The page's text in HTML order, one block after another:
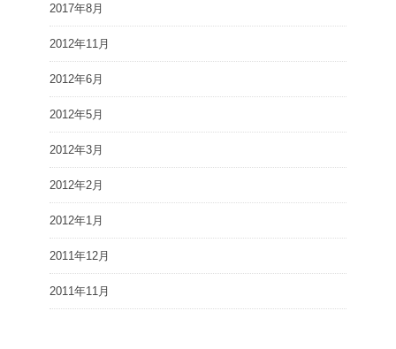
2017年8月
2012年11月
2012年6月
2012年5月
2012年3月
2012年2月
2012年1月
2011年12月
2011年11月